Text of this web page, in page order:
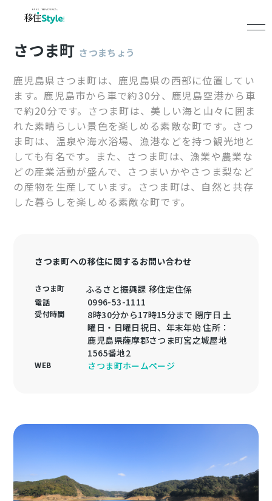
さつま町 さつまちょう
鹿児島県さつま町は、鹿児島県の西部に位置してい
ます。鹿児島市から車で約30分、鹿児島空港から車
で約20分です。さつま町は、美しい海と山々に囲ま
れた素晴らしい景色を楽しめる素敵な町です。さつ
ま町は、温泉や海水浴場、漁港などを持つ観光地と
しても有名です。また、さつま町は、漁業や農業な
どの産業活動が盛んで、さつまいかやさつま梨など
の産物を生産しています。さつま町は、自然と共存
した暮らしを楽しめる素敵な町です。
さつま町への移住に関するお問い合わせ
さつま町 ふるさと振興課 移住定住係
電話 0996-53-1111
受付時間
8時30分から17時15分まで 閉庁日 土
曜日・日曜日祝日、年末年始 住所：
鹿児島県薩摩郡さつま町宮之城屋地
1565番地2
WEB さつま町ホームページ